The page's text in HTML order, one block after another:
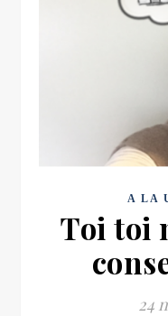
A LA
Toi toi
24